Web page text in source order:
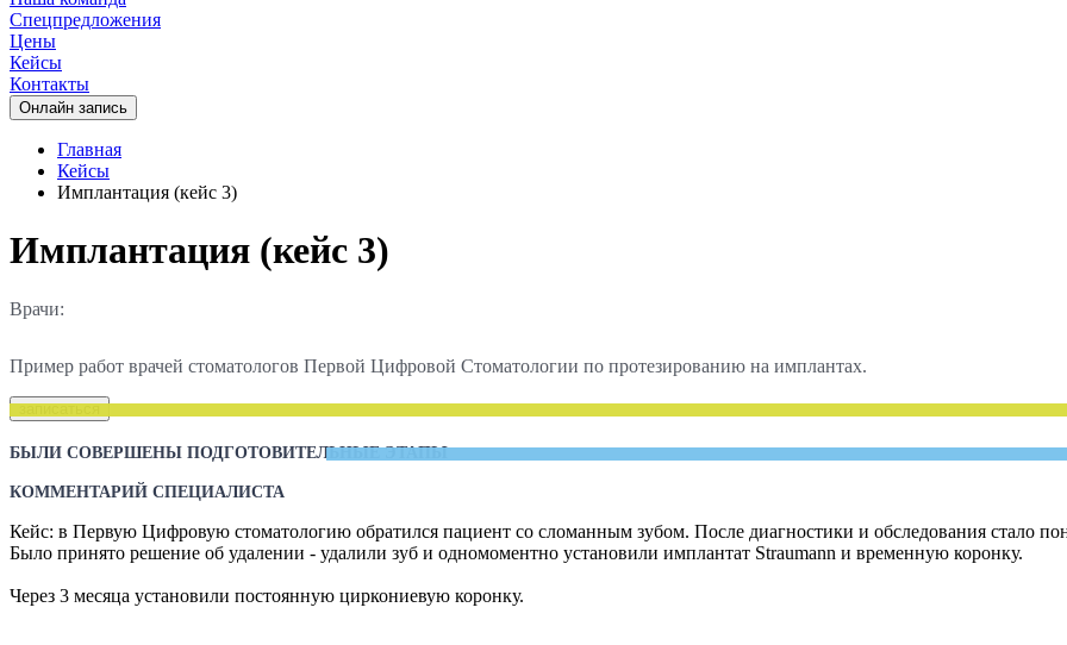
Спецпредложения
Цены
Кейсы
Контакты
Oнлайн запись
Главная
Кейсы
Имплантация (кейс 3)
Имплантация (кейс 3)
Врачи:
Пример работ врачей стоматологов Первой Цифровой Стоматологии по протезированию на имплантах.
записаться
БЫЛИ СОВЕРШЕНЫ ПОДГОТОВИТЕЛЬНЫЕ ЭТАПЫ
КОММЕНТАРИЙ СПЕЦИАЛИСТА
Кейс: в Первую Цифровую стоматологию обратился пациент со сломанным зубом. После диагностики и обследования стало
Было принято решение об удалении - удалили зуб и одномоментно установили имплантат Straumann и временную коронку.
Через 3 месяца установили постоянную циркониевую коронку.